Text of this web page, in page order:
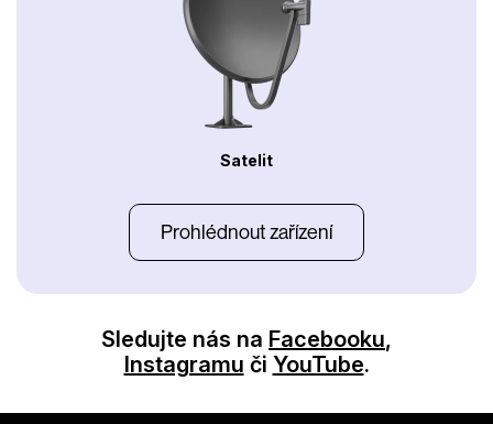
Satelit
Prohlédnout zařízení
Sledujte nás na Facebooku,
Instagramu či YouTube.